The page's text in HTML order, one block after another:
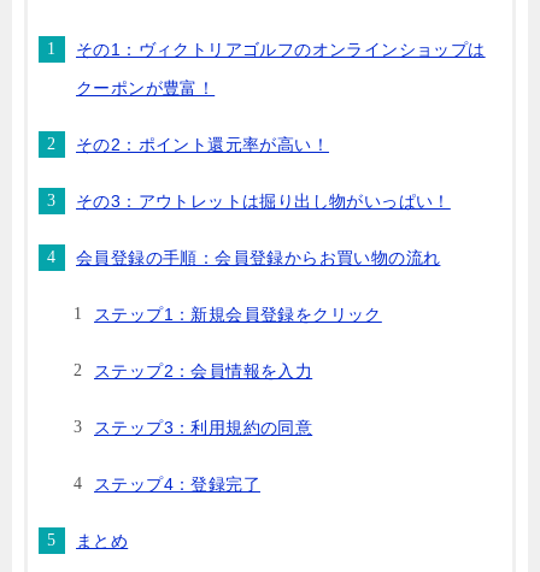
その1：ヴィクトリアゴルフのオンラインショップは
クーポンが豊富！
その2：ポイント還元率が高い！
その3：アウトレットは掘り出し物がいっぱい！
会員登録の手順：会員登録からお買い物の流れ
ステップ1：新規会員登録をクリック
ステップ2：会員情報を入力
ステップ3：利用規約の同意
ステップ4：登録完了
まとめ